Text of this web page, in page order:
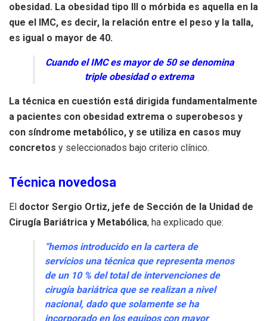
obesidad. La obesidad tipo III o mórbida es aquella en la
que el IMC, es decir, la relación entre el peso y la talla,
es igual o mayor de 40.
Cuando el IMC es mayor de 50 se denomina
triple obesidad o extrema
La técnica en cuestión está dirigida fundamentalmente
a pacientes con obesidad extrema o superobesos y
con síndrome metabólico, y se utiliza en casos muy
concretos y seleccionados bajo criterio clínico.
Técnica novedosa
El doctor Sergio Ortiz, jefe de Sección de la Unidad de
Cirugía Bariátrica y Metabólica, ha explicado que:
“hemos introducido en la cartera de
servicios una técnica que representa menos
de un 10 % del total de intervenciones de
cirugía bariátrica que se realizan a nivel
nacional, dado que solamente se ha
incorporado en los equipos con mayor